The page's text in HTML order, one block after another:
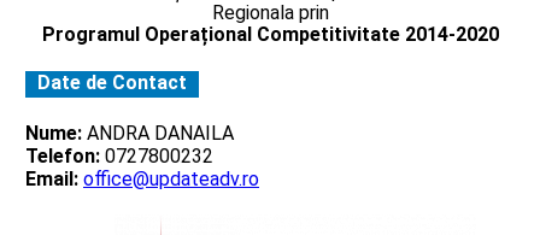
Regionala prin
Programul Operațional Competitivitate 2014-2020
Date de Contact
Nume: ANDRA DANAILA
Telefon: 0727800232
Email: office@updateadv.ro